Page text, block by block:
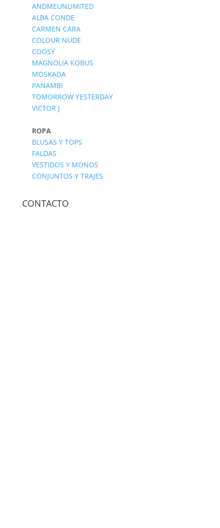
ANDMEUNLIMITED
ALBA CONDE
CARMEN CARA
COLOUR NUDE
COOSY
MAGNOLIA KOBUS
MOSKADA
PANAMBI
TOMORROW YESTERDAY
VICTOR J
ROPA
BLUSAS Y TOPS
FALDAS
VESTIDOS Y MONOS
CONJUNTOS Y TRAJES
CONTACTO